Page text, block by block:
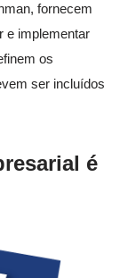
fornecem
e implementar
os
ser incluídos
é